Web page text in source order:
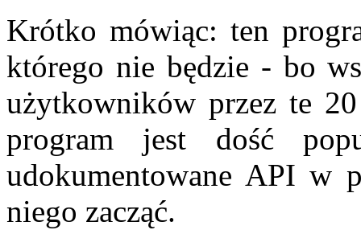
Krótko mówiąc: ten
którego nie będzie - bo
użytkowników przez te
program jest dość
udokumentowane API w
niego zacząć.